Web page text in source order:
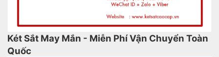
Két Sắt May Mắn - Miễn Phí Vận Chuyển Toàn
Quốc